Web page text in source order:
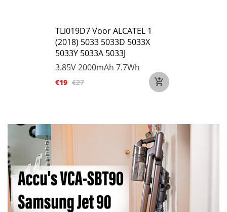
TLi019D7 Voor ALCATEL 1
(2018) 5033 5033D 5033X
5033Y 5033A 5033J
3.85V2000mAh 7.7Wh
€19 €27